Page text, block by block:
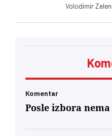
Volodimir
odnosima,
podržava
Komentar
Posle izbora